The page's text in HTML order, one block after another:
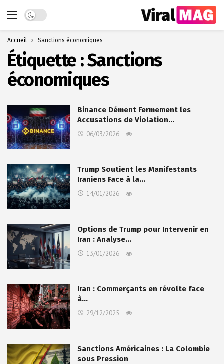
Dark mode
Accueil Sanctions économiques
Étiquette :Sanctions
économiques
Binance Dément Fermement les
Accusations de Violation…
06/03/2026
Trump Soutient les Manifestants
Iraniens Face à la…
14/01/2026
Options de Trump pour Intervenir en
Iran : Analyse…
13/01/2026
Iran : Commerçants en révolte face
à…
29/12/2025
Sanctions Américaines : La Colombie
sous Pression